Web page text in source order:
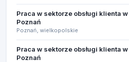
Praca w sektorze obsługi klienta
Poznań
Poznań, wielkopolskie
Praca w sektorze obsługi klienta
Poznań